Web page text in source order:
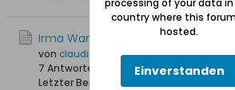
Irma Wanda Jurkiewiz, Danzig
von claudia-fredrich@web.de
7 Antworten
0 Likes
Letzter Beitrag
23.05.2026, 09:30
processing of your data
country where this
hosted.
Einverstanden